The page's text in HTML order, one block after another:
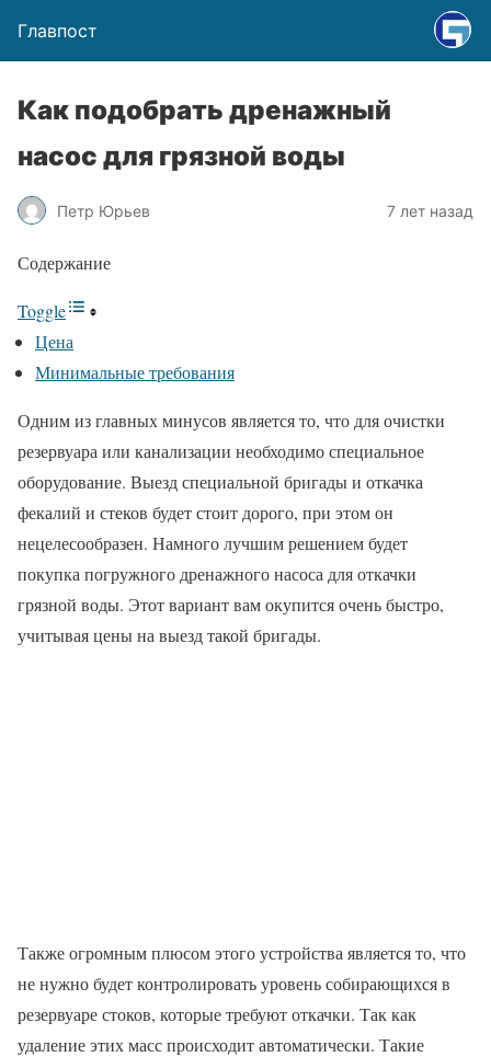
Главпост
Как подобрать дренажный
насос для грязной воды
Петр Юрьев 7 лет назад
Содержание
Toggle
Цена
Минимальные требования
Одним из главных минусов является то, что для очистки
резервуара или канализации необходимо специальное
оборудование. Выезд специальной бригады и откачка
фекалий и стеков будет стоит дорого, при этом он
нецелесообразен. Намного лучшим решением будет
покупка погружного дренажного насоса для откачки
грязной воды. Этот вариант вам окупится очень быстро,
учитывая цены на выезд такой бригады.
Также огромным плюсом этого устройства является то, что
не нужно будет контролировать уровень собирающихся в
резервуаре стоков, которые требуют откачки. Так как
удаление этих масс происходит автоматически. Такие